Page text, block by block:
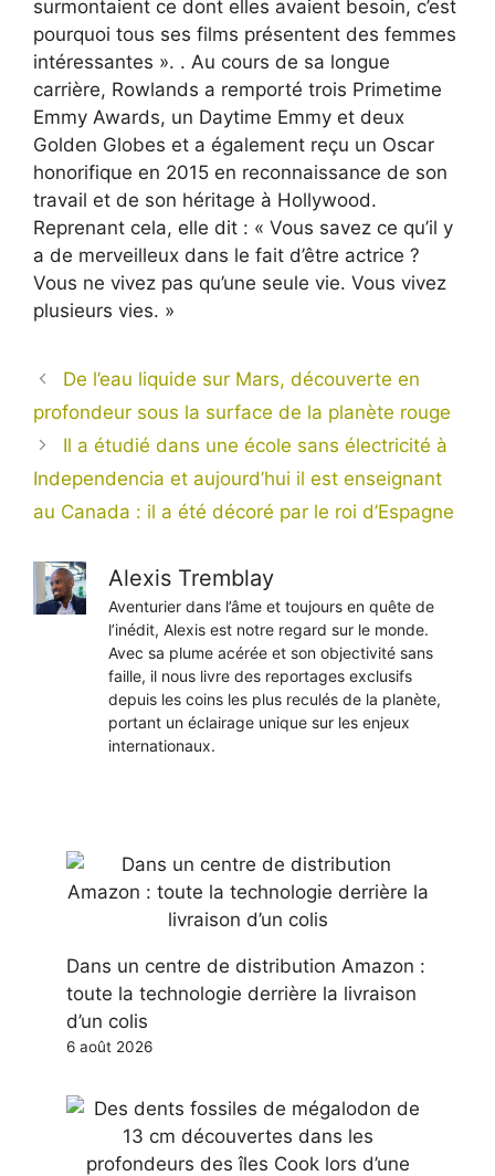
surmontaient ce dont elles avaient besoin, c’est
pourquoi tous ses films présentent des femmes
intéressantes ». . Au cours de sa longue
carrière, Rowlands a remporté trois Primetime
Emmy Awards, un Daytime Emmy et deux
Golden Globes et a également reçu un Oscar
honorifique en 2015 en reconnaissance de son
travail et de son héritage à Hollywood.
Reprenant cela, elle dit : « Vous savez ce qu’il y
a de merveilleux dans le fait d’être actrice ?
Vous ne vivez pas qu’une seule vie. Vous vivez
plusieurs vies. »
De l’eau liquide sur Mars, découverte en
profondeur sous la surface de la planète rouge
Il a étudié dans une école sans électricité à
Independencia et aujourd’hui il est enseignant
au Canada : il a été décoré par le roi d’Espagne
Alexis Tremblay
Aventurier dans l’âme et toujours en quête de
l’inédit, Alexis est notre regard sur le monde.
Avec sa plume acérée et son objectivité sans
faille, il nous livre des reportages exclusifs
depuis les coins les plus reculés de la planète,
portant un éclairage unique sur les enjeux
internationaux.
Dans un centre de distribution Amazon :
toute la technologie derrière la livraison
d’un colis
6 août 2026